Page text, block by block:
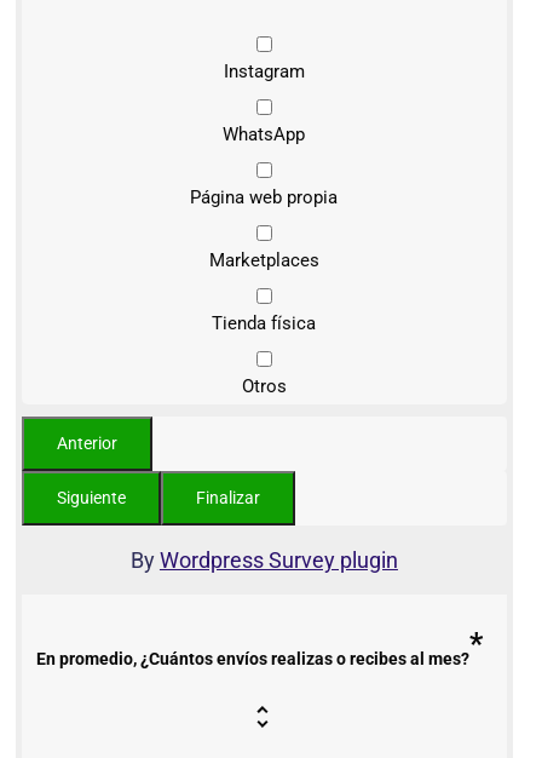
Instagram
WhatsApp
Página web propia
Marketplaces
Tienda física
Otros
ByWordpress Survey plugin
En promedio, ¿Cuántos envíos realizas o recibes al mes?*